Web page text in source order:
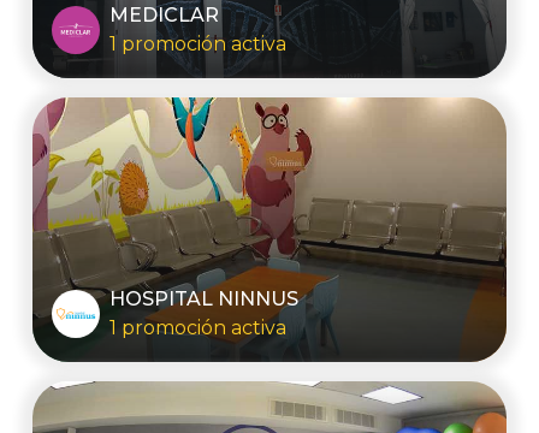
MEDICLAR
1 promoción activa
HOSPITAL NINNUS
1 promoción activa